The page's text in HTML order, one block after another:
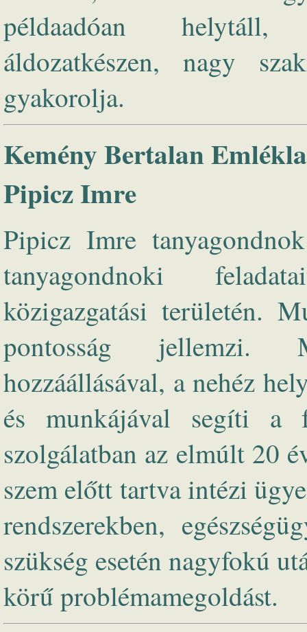
példaadóan helytáll,
áldozatkészen, nagy
gyakorolja.
Kemény Bertalan
Pipicz Imre
Pipicz Imre
tanyagondnoki
közigazgatási területén.
pontosság jellemzi.
hozzáállásával, a nehéz
és munkájával segíti a
szolgálatban az elmúlt 20
szem előtt tartva intézi
rendszerekben,
szükség esetén nagyfokú
körű problémamegoldást.